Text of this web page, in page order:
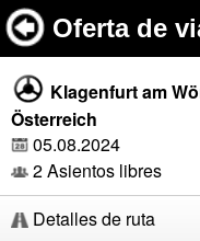
Oferta de
Klagenfurt am
Österreich
05.08.2024
2 Asientos libres
Detalles de ruta